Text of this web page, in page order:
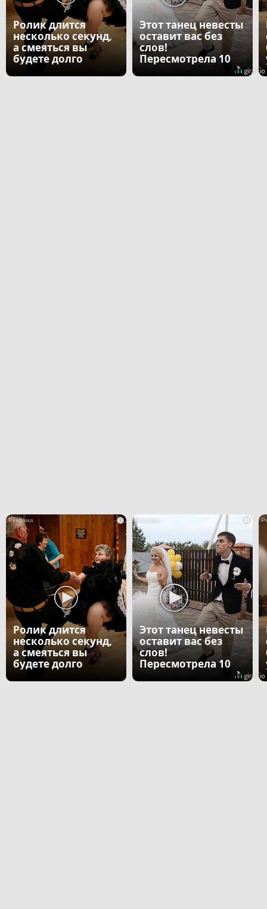
Ролик длится
несколько секунд,
а смеяться вы
будете долго
Этот танец невесты
оставит вас без
слов!
Пересмотрела 10
i
Ролик длится
несколько секунд,
а смеяться вы
будете долго
i
Этот танец невесты
оставит вас без
слов!
Пересмотрела 10